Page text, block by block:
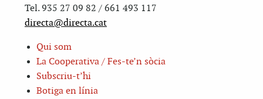
Tel. 935 27 09 82 / 661 493 117
directa@directa.cat
Qui som
La Cooperativa / Fes-te’n sòcia
Subscriu-t’hi
Botiga en línia